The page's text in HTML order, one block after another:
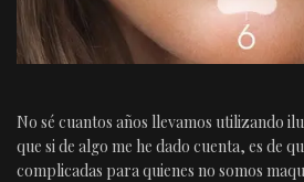
No sé cuantos años llevamos utilizando
que si de algo me he dado cuenta, es de
complicadas para quienes no somos